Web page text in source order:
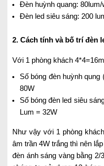
Đèn huỳnh quang: 80lum/
Đèn led siêu sáng: 200
2. Cách tính và bố trí đèn
Với 1 phòng khách
Số bóng đèn huỳnh
80W
Số bóng đèn led siêu
Lum = 32W
Như vậy với 1 phòng
âm trần 4W trắng thì nên
đèn ánh sáng vàng bằng 2/